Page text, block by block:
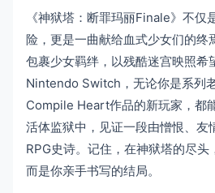
《神狱塔：断罪玛丽Finale》不仅
险，更是一曲献给血式少女们的终
包裹少女羁绊，以残酷迷宫映照希
Nintendo Switch，无论你是系列
Compile Heart作品的新玩家，都
活体监狱中，见证一段由憎恨、友
RPG史诗。记住，在神狱塔的尽头
而是你亲手书写的结局。